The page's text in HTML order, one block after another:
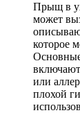
Прыщ в
может
которое
или
плохой